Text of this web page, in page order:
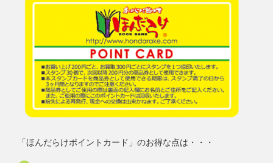
「ほんだらけポイントカード」のお得な点は・・・